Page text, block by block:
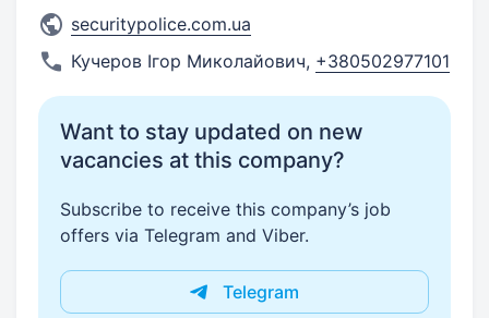
securitypolice.com.ua
Кучеров Ігор Миколайович, +380502977101
Want to stay updated on new
vacancies at this company?
Subscribe to receive this company’s job
offers via Telegram and Viber.
Telegram